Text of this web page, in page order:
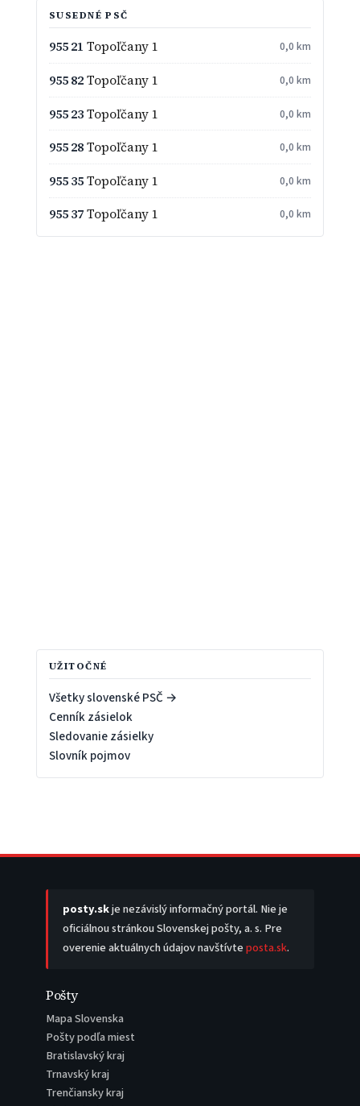
SUSEDNÉ PSČ
955 21 Topoľčany 1 0,0 km
955 82Topoľčany 1 0,0 km
955 23Topoľčany 1 0,0 km
955 28Topoľčany 1 0,0 km
955 35Topoľčany 1 0,0 km
955 37Topoľčany 1 0,0 km
UŽITOČNÉ
Všetky slovenské PSČ →
Cenník zásielok
Sledovanie zásielky
Slovník pojmov
posty.skje nezávislý informačný portál. Nie je
oficiálnou stránkou Slovenskej pošty, a. s. Pre
overenie aktuálnych údajov navštívteposta.sk.
Pošty
Mapa Slovenska
Pošty podľa miest
Bratislavský kraj
Trnavský kraj
Trenčiansky kraj